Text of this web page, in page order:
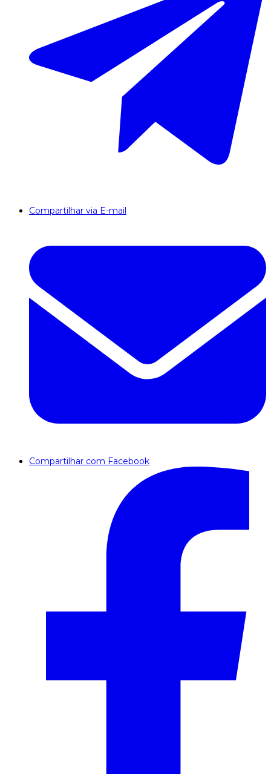
Compartilhar via E-mail
Compartilhar com Facebook